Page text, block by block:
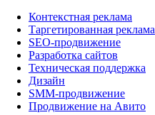
Контекстная реклама
Таргетированная реклама
SEO-продвижение
Разработка сайтов
Техническая поддержка
Дизайн
SMM-продвижение
Продвижение на Авито